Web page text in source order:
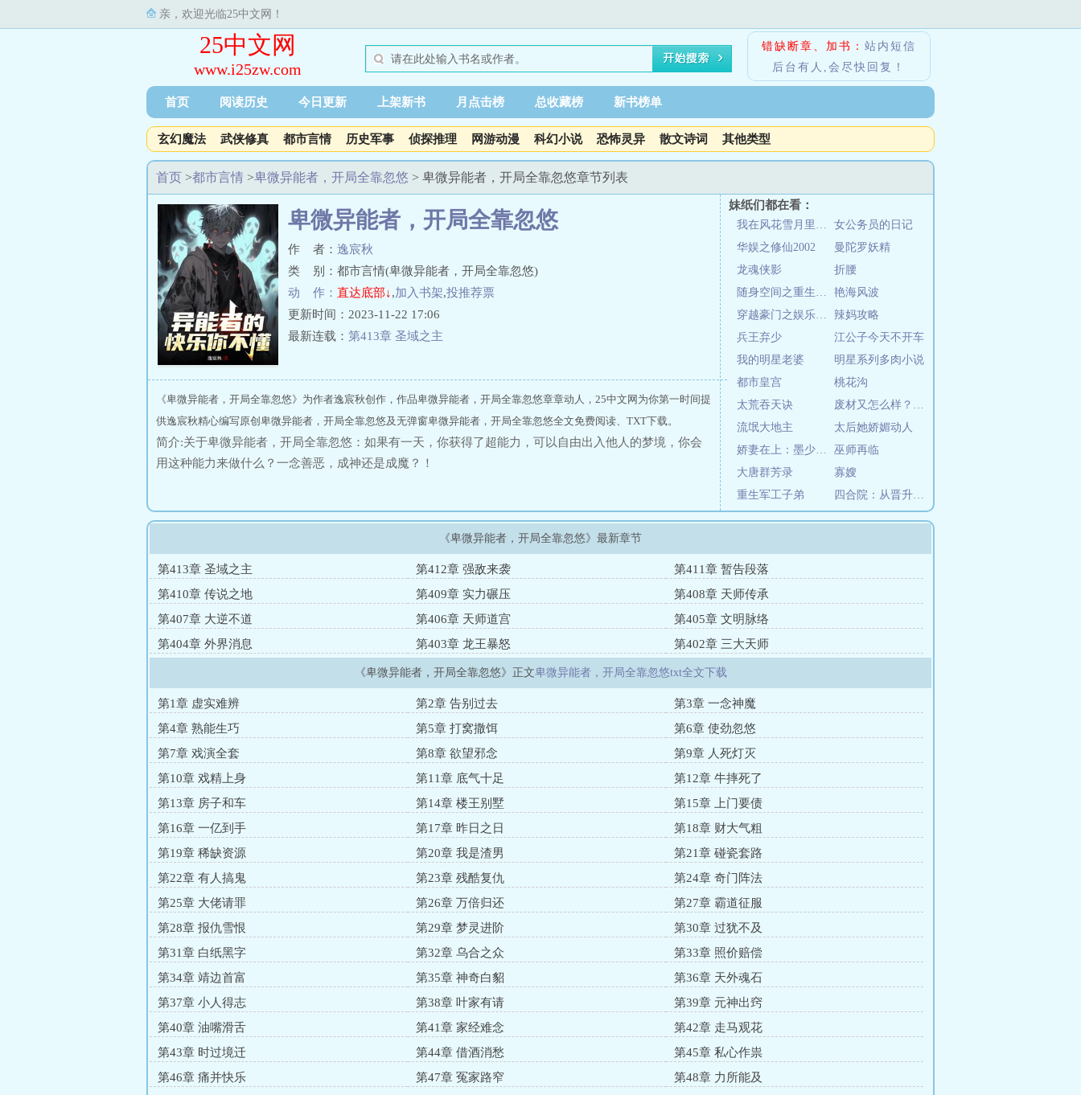
亲，欢迎光临25中文网！
25中文网
www.i25zw.com
错缺断章、加书： 站内短信
后台有人,会尽快回复！
首页 阅读历史 今日更新 上架新书 月点击榜 总收藏榜 新书榜单
玄幻魔法 武侠修真 都市言情 历史军事 侦探推理 网游动漫 科幻小说 恐怖灵异 散文诗词 其他类型
首页 >都市言情 >卑微异能者，开局全靠忽悠 > 卑微异能者，开局全靠忽悠章节列表
妹纸们都在看：
我在风花雪月里等你
女公务员的日记
华娱之修仙2002
曼陀罗妖精
龙魂侠影
折腰
随身空间之重生红色年代
艳海风波
穿越豪门之娱乐后宫
辣妈攻略
兵王弃少
江公子今天不开车
我的明星老婆
明星系列多肉小说
都市皇宫
桃花沟
太荒吞天诀
废材又怎么样？照样吊打你！
流氓大地主
太后她娇媚动人
娇妻在上：墨少，轻轻亲
巫师再临
大唐群芳录
寡嫂
重生军工子弟
四合院：从晋升工程师开始
卑微异能者，开局全靠忽悠
作 者： 逸宸秋
类 别：都市言情(卑微异能者，开局全靠忽悠)
动 作： 直达底部↓,加入书架,投推荐票
更新时间：2023-11-22 17:06
最新连载： 第413章 圣域之主
《卑微异能者，开局全靠忽悠》为作者逸宸秋创作，作品卑微异能者，开局全靠忽悠章章动人，25中文网为你第一时间提
供逸宸秋精心编写原创卑微异能者，开局全靠忽悠及无弹窗卑微异能者，开局全靠忽悠全文免费阅读、TXT下载。
简介:关于卑微异能者，开局全靠忽悠：如果有一天，你获得了超能力，可以自由出入他人的梦境，你会
用这种能力来做什么？一念善恶，成神还是成魔？！
《卑微异能者，开局全靠忽悠》最新章节
第413章 圣域之主 第412章 强敌来袭
第411章 暂告段落
第410章 传说之地
第409章 实力碾压
第408章 天师传承
第407章 大逆不道
第406章 天师道宫
第405章 文明脉络
第404章 外界消息
第403章 龙王暴怒 第402章 三大天师
《卑微异能者，开局全靠忽悠》正文卑微异能者，开局全靠忽悠txt全文下载
第1章 虚实难辨 第2章 告别过去
第3章 一念神魔
第4章 熟能生巧
第5章 打窝撒饵
第6章 使劲忽悠
第7章 戏演全套
第8章 欲望邪念
第9章 人死灯灭
第10章 戏精上身
第11章 底气十足
第12章 牛摔死了
第13章 房子和车
第14章 楼王别墅
第15章 上门要债
第16章 一亿到手
第17章 昨日之日
第18章 财大气粗
第19章 稀缺资源
第20章 我是渣男
第21章 碰瓷套路
第22章 有人搞鬼
第23章 残酷复仇
第24章 奇门阵法
第25章 大佬请罪
第26章 万倍归还
第27章 霸道征服
第28章 报仇雪恨
第29章 梦灵进阶
第30章 过犹不及
第31章 白纸黑字
第32章 乌合之众
第33章 照价赔偿
第34章 靖边首富
第35章 神奇白貂
第36章 天外魂石
第37章 小人得志
第38章 叶家有请
第39章 元神出窍
第40章 油嘴滑舌
第41章 家经难念
第42章 走马观花
第43章 时过境迁
第44章 借酒消愁
第45章 私心作祟
第46章 痛并快乐
第47章 冤家路窄
第48章 力所能及